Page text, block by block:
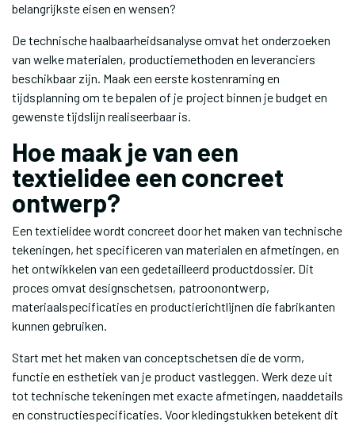
belangrijkste eisen en wensen?
De technische haalbaarheidsanalyse omvat het onderzoeken
van welke materialen, productiemethoden en leveranciers
beschikbaar zijn. Maak een eerste kostenraming en
tijdsplanning om te bepalen of je project binnen je budget en
gewenste tijdslijn realiseerbaar is.
Hoe maak je van een
textielidee een concreet
ontwerp?
Een textielidee wordt concreet door het maken van technische
tekeningen, het specificeren van materialen en afmetingen, en
het ontwikkelen van een gedetailleerd productdossier. Dit
proces omvat designschetsen, patroonontwerp,
materiaalspecificaties en productierichtlijnen die fabrikanten
kunnen gebruiken.
Start met het maken van conceptschetsen die de vorm,
functie en esthetiek van je product vastleggen. Werk deze uit
tot technische tekeningen met exacte afmetingen, naaddetails
en constructiespecificaties. Voor kledingstukken betekent dit